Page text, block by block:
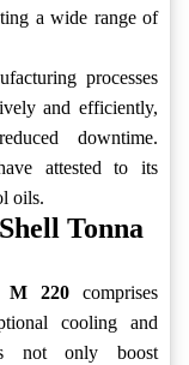
a wide range of
processes
and efficiently,
downtime.
attested to its
oils.
Tonna
M 220comprises
cooling and
not only boost